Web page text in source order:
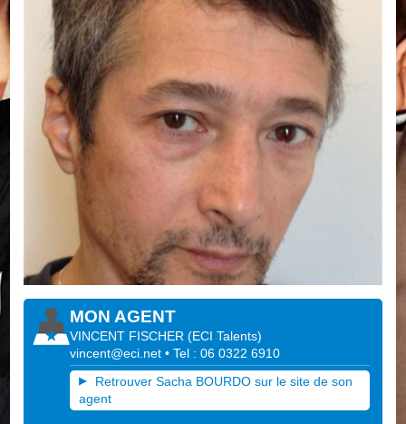
MON AGENT
VINCENT FISCHER (ECI Talents)
vincent@eci.net • Tel : 06 0322 6910
Retrouver Sacha BOURDO sur le site de son
agent